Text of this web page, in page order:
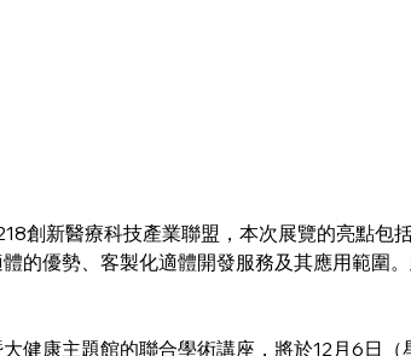
創新醫療科技產業聯盟，本次展覽的亮點包
的優勢、客製化適體開發服務及其應用範圍
健康主題館的聯合學術講座，將於12月6日